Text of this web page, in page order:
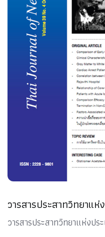
วารสารประสาทวิทยาแ
วารสารประสาทวิทยาแห่งปร